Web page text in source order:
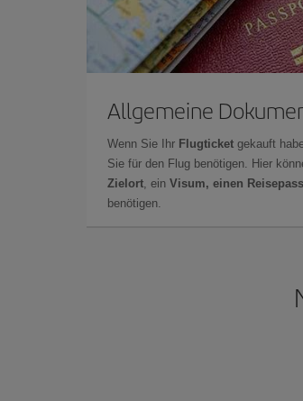
Allgemeine
Wenn Sie Ihr Flugticket gekauft
Sie für den Flug benötigen. Hier
Zielort, ein Visum, einen
benötigen.